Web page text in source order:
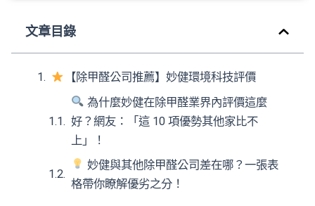
文章目錄
【除甲醛公司推薦】妙健環境科技評價
為什麼妙健在除甲醛業界內評價這麼
好？網友：「這 10 項優勢其他家比不
上」！
妙健與其他除甲醛公司差在哪？一張表
格帶你瞭解優劣之分！